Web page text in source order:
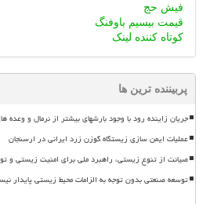
فیش حج
قیمت بیسیم باوفنگ
کوتاه کننده لینک
پربیننده ترین ها
جریان زاینده رود با وجود بارشهای بیشتر از نرمال و
عملیات ایمن سازی زیستگاه گوزن زرد ایرانی در ارسنجان
صیانت از تنوع زیستی، راهبرد ملی برای امنیت زیستی و
توسعه صنعتی بدون توجه به الزامات محیط زیستی پایدار